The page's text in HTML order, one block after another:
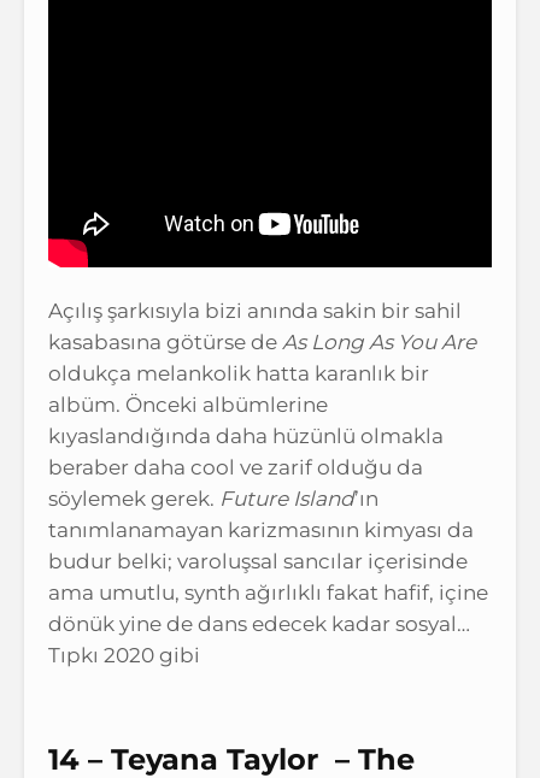
Açılış şarkısıyla bizi anında sakin bir sahil
kasabasına götürse de As Long As You Are
oldukça melankolik hatta karanlık bir
albüm. Önceki albümlerine
kıyaslandığında daha hüzünlü olmakla
beraber daha cool ve zarif olduğu da
söylemek gerek. Future Island’ın
tanımlanamayan karizmasının kimyası da
budur belki; varoluşsal sancılar içerisinde
ama umutlu, synth ağırlıklı fakat hafif, içine
dönük yine de dans edecek kadar sosyal…
Tıpkı 2020 gibi
14 – Teyana Taylor – The